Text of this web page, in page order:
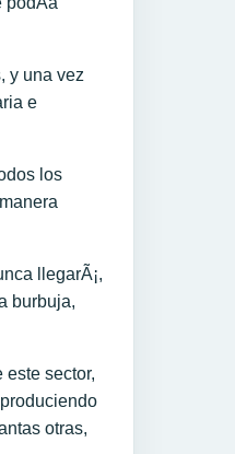
y una vez
e
los
llegarÃ¡,
burbuja,
este sector,
otras,